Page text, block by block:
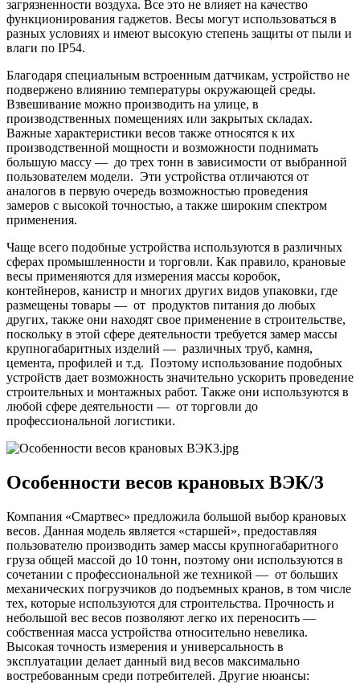
загрязненности воздуха. Все это не влияет на качество
функционирования гаджетов. Весы могут использоваться в
разных условиях и имеют высокую степень защиты от пыли и
влаги по IP54.
Благодаря специальным встроенным датчикам, устройство не
подвержено влиянию температуры окружающей среды.
Взвешивание можно производить на улице, в
производственных помещениях или закрытых складах.
Важные характеристики весов также относятся к их
производственной мощности и возможности поднимать
большую массу — до трех тонн в зависимости от выбранной
пользователем модели. Эти устройства отличаются от
аналогов в первую очередь возможностью проведения
замеров с высокой точностью, а также широким спектром
применения.
Чаще всего подобные устройства используются в различных
сферах промышленности и торговли. Как правило, крановые
весы применяются для измерения массы коробок,
контейнеров, канистр и многих других видов упаковки, где
размещены товары — от продуктов питания до любых
других, также они находят свое применение в строительстве,
поскольку в этой сфере деятельности требуется замер массы
крупногабаритных изделий — различных труб, камня,
цемента, профилей и т.д. Поэтому использование подобных
устройств дает возможность значительно ускорить проведение
строительных и монтажных работ. Также они используются в
любой сфере деятельности — от торговли до
профессиональной логистики.
Особенности весов крановых ВЭК/3
Компания «Смартвес» предложила большой выбор крановых
весов. Данная модель является «старшей», предоставляя
пользователю производить замер массы крупногабаритного
груза общей массой до 10 тонн, поэтому они используются в
сочетании с профессиональной же техникой — от больших
механических погрузчиков до подъемных кранов, в том числе
тех, которые используются для строительства. Прочность и
небольшой вес весов позволяют легко их переносить —
собственная масса устройства относительно невелика.
Высокая точность измерения и универсальность в
эксплуатации делает данный вид весов максимально
востребованным среди потребителей. Другие нюансы: